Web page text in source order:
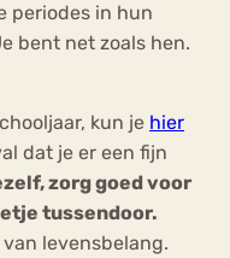
periodes in hun
bent net zoals hen.
kun je hier
dat je er een fijn
zorg goed voor
tussendoor.
levensbelang.